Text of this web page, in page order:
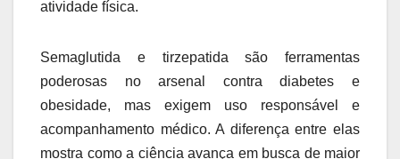
atividade física.
Semaglutida e tirzepatida são ferramentas
poderosas no arsenal contra diabetes e
obesidade, mas exigem uso responsável e
acompanhamento médico. A diferença entre elas
mostra como a ciência avança em busca de maior